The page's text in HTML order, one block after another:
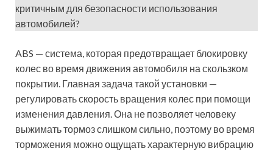
критичным для безопасности использования
автомобилей?
ABS — система, которая предотвращает блокировку
колес во время движения автомобиля на скользком
покрытии. Главная задача такой установки —
регулировать скорость вращения колес при помощи
изменения давления. Она не позволяет человеку
выжимать тормоз слишком сильно, поэтому во время
торможения можно ощущать характерную вибрацию